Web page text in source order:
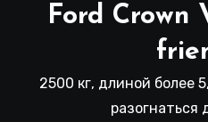
Ford Crown
2500 кг, длиной более
разогнаться